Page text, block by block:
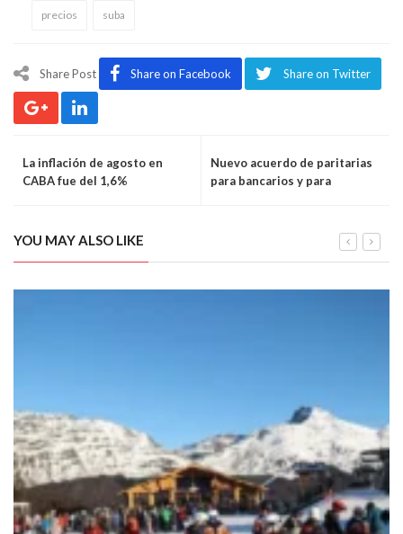
precios suba
Share Post Share on Facebook Share on Twitter
La inflación de agosto en
CABA fue del 1,6%
Nuevo acuerdo de paritarias
para bancarios y para
YOU MAY ALSO LIKE